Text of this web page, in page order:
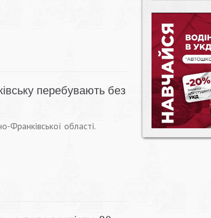
перебувають без
Франківської області.